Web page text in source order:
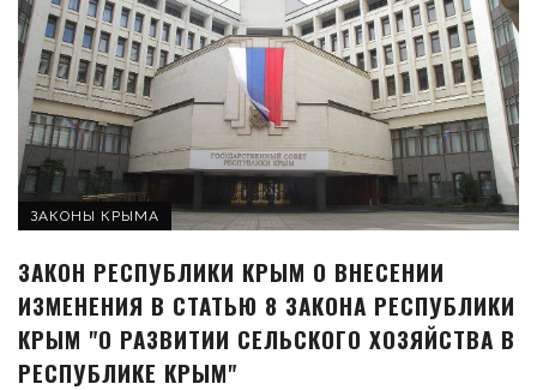
ЗАКОНЫ КРЫМА
ЗАКОН РЕСПУБЛИКИ КРЫМ О ВНЕСЕНИИ
ИЗМЕНЕНИЯ В СТАТЬЮ 8 ЗАКОНА РЕСПУБЛИКИ
КРЫМ "О РАЗВИТИИ СЕЛЬСКОГО ХОЗЯЙСТВА В
РЕСПУБЛИКЕ КРЫМ"